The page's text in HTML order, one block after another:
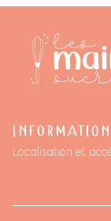
Localisation et